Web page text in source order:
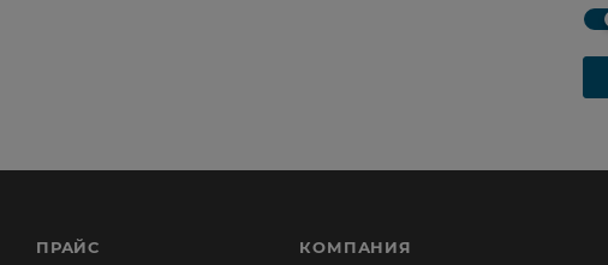
ПРАЙС КОМПАНИЯ